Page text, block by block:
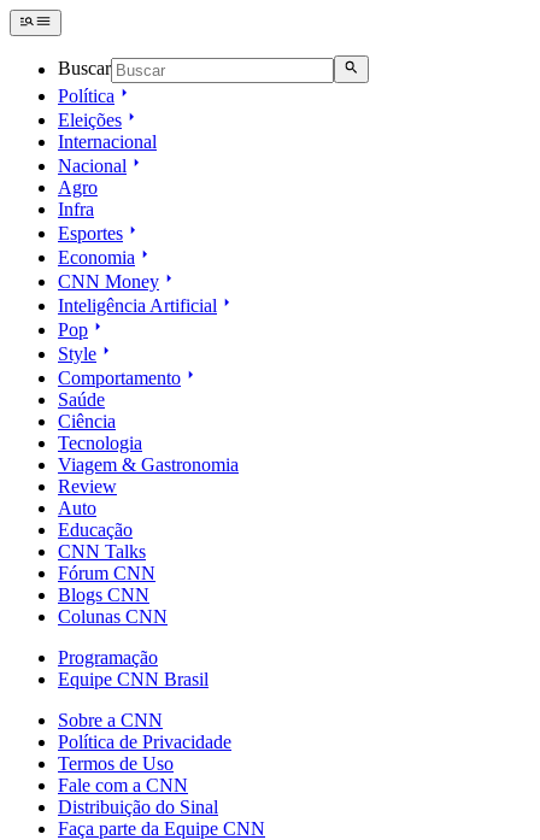
Buscar
Política
Eleições
Internacional
Nacional
Agro
Infra
Esportes
Economia
CNN Money
Inteligência Artificial
Pop
Style
Comportamento
Saúde
Ciência
Tecnologia
Viagem & Gastronomia
Review
Auto
Educação
CNN Talks
Fórum CNN
Blogs CNN
Colunas CNN
Programação
Equipe CNN Brasil
Sobre a CNN
Política de Privacidade
Termos de Uso
Fale com a CNN
Distribuição do Sinal
Faça parte da Equipe CNN